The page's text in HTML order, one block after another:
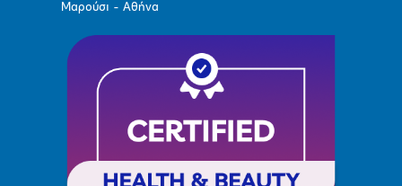
Μαρούσι - Αθήνα